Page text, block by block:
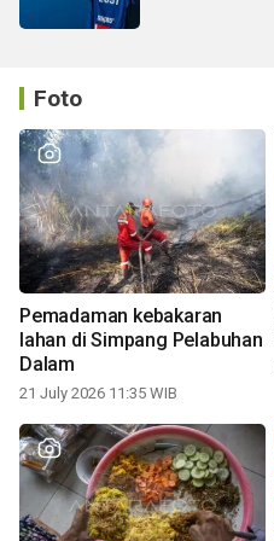
Foto
Pemadaman kebakaran
lahan di Simpang Pelabuhan
Dalam
21 July 2026 11:35 WIB